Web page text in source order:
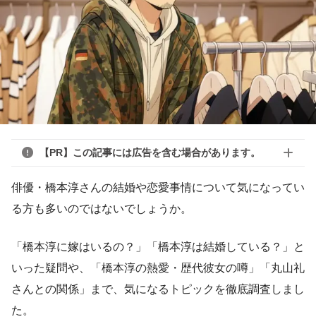
【PR】この記事には広告を含む場合があります。
俳優・橋本淳さんの結婚や恋愛事情について気になってい
る方も多いのではないでしょうか。
「橋本淳に嫁はいるの？」「橋本淳は結婚している？」と
いった疑問や、「橋本淳の熱愛・歴代彼女の噂」「丸山礼
さんとの関係」まで、気になるトピックを徹底調査しまし
た。